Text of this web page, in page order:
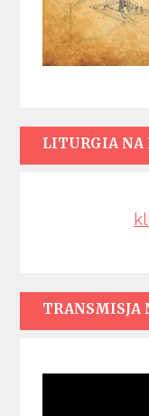
LITURGIA NA
TRANSMISJA